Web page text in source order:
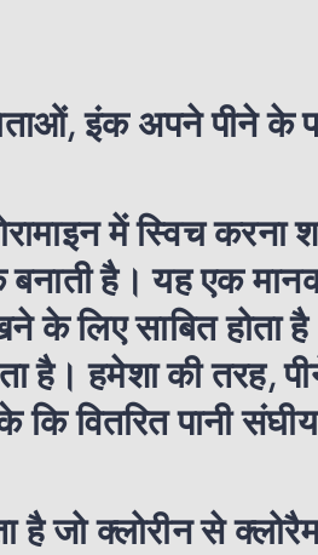
इंक अपने पीने के
में स्विच
है। यह एक
के लिए साबित
है। हमेशा की तरह,
कि वितरित पानी
है जो क्लोरीन से